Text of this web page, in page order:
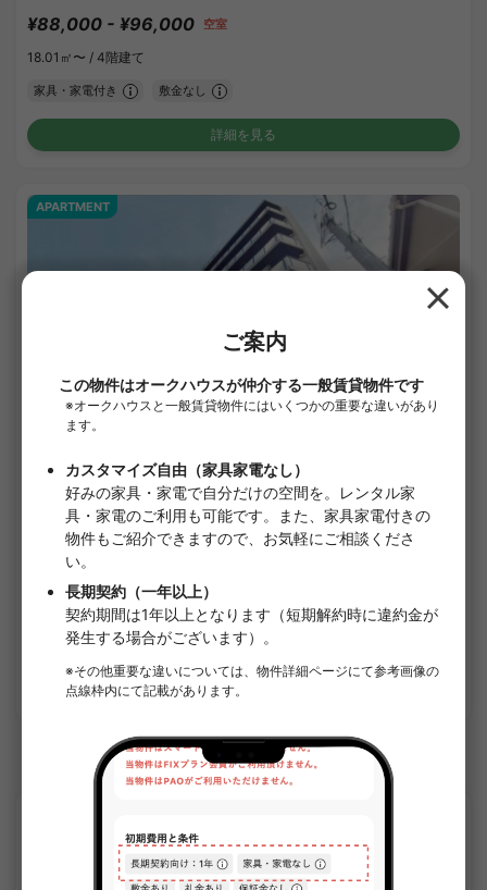
¥88,000 - ¥96,000 空室
18.01㎡〜 / 4階建て
家具・家電付き 敷金なし
詳細を見る
/
APARTMENT
プレール・ドゥーク西新井Ⅱ
25.70㎡〜 /8階建て
家具・家電付き 敷金なし
詳細を見る
日暮里・舎人ライナーのシェアハウス